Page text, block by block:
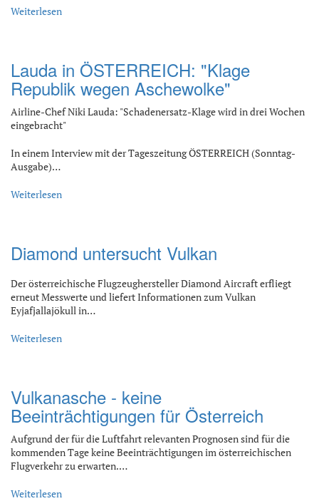
Weiterlesen
Lauda in ÖSTERREICH: "Klage
Republik wegen Aschewolke"
Airline-Chef Niki Lauda: "Schadenersatz-Klage wird in drei Wochen
eingebracht"
In einem Interview mit der Tageszeitung ÖSTERREICH (Sonntag-
Ausgabe)…
Weiterlesen
Diamond untersucht Vulkan
Der österreichische Flugzeughersteller Diamond Aircraft erfliegt
erneut Messwerte und liefert Informationen zum Vulkan
Eyjafjallajökull in…
Weiterlesen
Vulkanasche - keine
Beeinträchtigungen für Österreich
Aufgrund der für die Luftfahrt relevanten Prognosen sind für die
kommenden Tage keine Beeinträchtigungen im österreichischen
Flugverkehr zu erwarten.…
Weiterlesen